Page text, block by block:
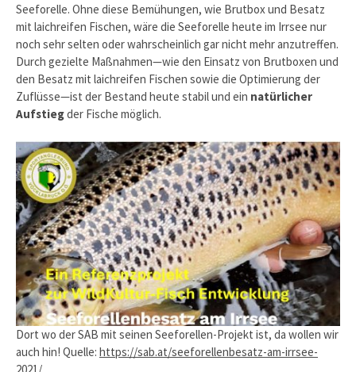
Seeforelle. Ohne diese Bemühungen, wie Brutbox und Besatz
mit laichreifen Fischen, wäre die Seeforelle heute im Irrsee nur
noch sehr selten oder wahrscheinlich gar nicht mehr anzutreffen.
Durch gezielte Maßnahmen—wie den Einsatz von Brutboxen und
den Besatz mit laichreifen Fischen sowie die Optimierung der
Zuflüsse—ist der Bestand heute stabil und ein natürlicher
Aufstiegder Fische möglich.
Dort wo der SAB mit seinen Seeforellen-Projekt ist, da wollen wir
auch hin! Quelle: https://sab.at/seeforellenbesatz-am-irrsee-